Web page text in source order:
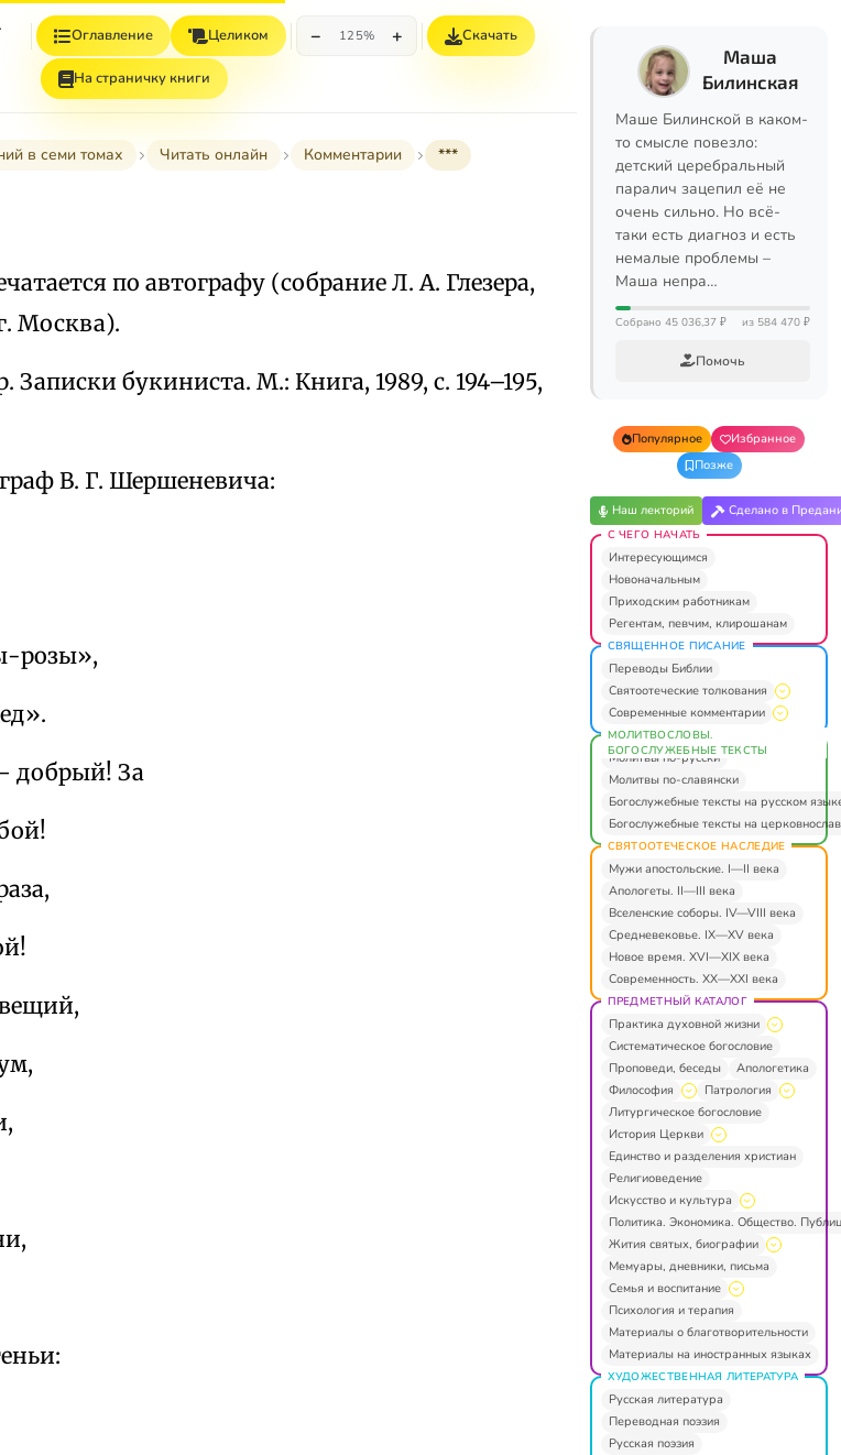
и др Оглавление Целиком − 125% + Скачать
На страничку книги
в семи томах Читать онлайн Комментарии ***
по автографу (собрание Л. А. Глезера,
Москва).
Записки букиниста. М.: Книга, 1989, с. 194–195,
В. Г. Шершеневича:
розы»,
добрый! За
Маша
Билинская
Маше Билинской в каком-
то смысле повезло:
детский церебральный
паралич зацепил её не
очень сильно. Но всё-
таки есть диагноз и есть
немалые проблемы –
Маша непра…
Собрано 45 036,37 ₽ из 584 470 ₽
Помочь
Популярное
Избранное
Позже
Наш лекторий Сделано в
С ЧЕГО НАЧАТЬ
Интересующимся
Новоначальным
Приходским работникам
Регентам, певчим, клирошанам
СВЯЩЕННОЕ ПИСАНИЕ
Переводы Библии
Святоотеческие толкования
Современные комментарии
МОЛИТВОСЛОВЫ.
БОГОСЛУЖЕБНЫЕ ТЕКСТЫ
Молитвы по-русски
Молитвы по-славянски
Богослужебные тексты на русском
Богослужебные тексты на
СВЯТООТЕЧЕСКОЕ НАСЛЕДИЕ
Мужи апостольские. I—II века
Апологеты. II—III века
Вселенские соборы. IV—VIII века
Средневековье. IX—XV века
Новое время. XVI—XIX века
Современность. XX—XXI века
ПРЕДМЕТНЫЙ КАТАЛОГ
Практика духовной жизни
Систематическое богословие
Проповеди, беседы
Апологетика
Философия
Патрология
Литургическое богословие
История Церкви
Единство и разделения христиан
Религиоведение
Искусство и культура
Политика. Экономика. Общество.
Жития святых, биографии
Мемуары, дневники, письма
Семья и воспитание
Психология и терапия
Материалы о благотворительности
Материалы на иностранных языках
ХУДОЖЕСТВЕННАЯ ЛИТЕРАТУРА
Русская литература
Переводная поэзия
Русская поэзия